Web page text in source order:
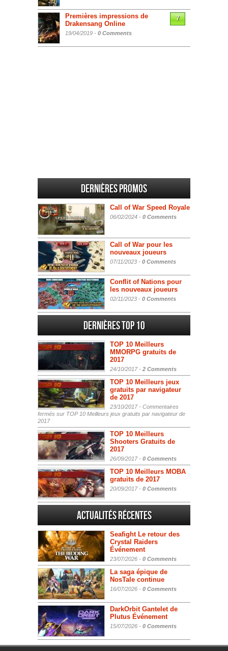
Premières impressions de
Drakensang Online
19/04/2019 - 0 Comments
7
Dernières promos
Call of War Speed Royale
06/02/2024 - 0 Comments
Call of War pour les
nouveaux joueurs
07/11/2023 - 0 Comments
Conflit of Nations pour
les nouveaux joueurs
02/11/2023 - 0 Comments
Dernières Top 10
TOP 10 Meilleurs
MMORPG gratuits de
2017
24/10/2017 - 2 Comments
TOP 10 Meilleurs jeux
gratuits par navigateur
de 2017
23/10/2017 - Commentaires
fermés sur TOP 10 Meilleurs jeux gratuits par navigateur de
2017
TOP 10 Meilleurs
Shooters Gratuits de
2017
26/09/2017 - 0 Comments
TOP 10 Meilleurs MOBA
gratuits de 2017
20/09/2017 - 0 Comments
Actualités Récentes
Seafight Le retour des
Crystal Raiders
Événement
23/07/2026 - 0 Comments
La saga épique de
NosTale continue
16/07/2026 - 0 Comments
DarkOrbit Gantelet de
Plutus Événement
15/07/2026 - 0 Comments